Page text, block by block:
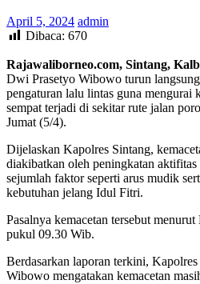
April 5, 2024 admin
Dibaca: 670
Rajawaliborneo.com, Sintang,
Dwi Prasetyo Wibowo turun
pengaturan lalu lintas guna mengurai
sempat terjadi di sekitar rute jalan
Jumat (5/4).
Dijelaskan Kapolres Sintang,
diakibatkan oleh peningkatan aktifitas
sejumlah faktor seperti arus mudik
kebutuhan jelang Idul Fitri.
Pasalnya kemacetan tersebut
pukul 09.30 Wib.
Berdasarkan laporan terkini,
Wibowo mengatakan kemacetan